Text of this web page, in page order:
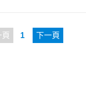
頁 1 下一頁